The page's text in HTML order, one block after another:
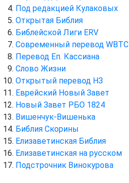
Под редакцией Кулаковых
Открытая Библия
Библейской Лиги ERV
Cовременный перевод WBTC
Перевод Еп. Кассиана
Слово Жизни
Открытый перевод НЗ
Еврейский Новый Завет
Новый Завет РБО 1824
Вишенчук-Вишенька
Библия Скорины
Елизаветинская Библия
Елизаветинская на русском
Подстрочник Винокурова